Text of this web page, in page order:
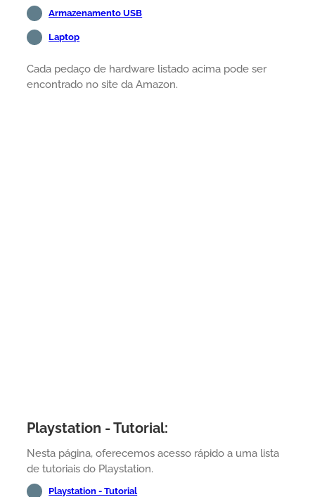
Armazenamento USB
Laptop
Cada pedaço de hardware listado acima pode ser
encontrado no site da Amazon.
Playstation - Tutorial:
Nesta página, oferecemos acesso rápido a uma lista
de tutoriais do Playstation.
Playstation - Tutorial